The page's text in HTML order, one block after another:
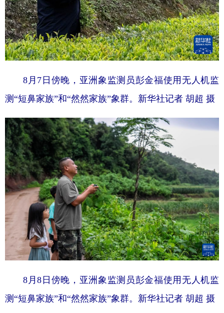
8月7日傍晚，亚洲象监测员彭金福使用无人机监
测“短鼻家族”和“然然家族”象群。 新华社记者 胡超 摄
8月8日傍晚，亚洲象监测员彭金福使用无人机监
测“短鼻家族”和“然然家族”象群。 新华社记者 胡超 摄